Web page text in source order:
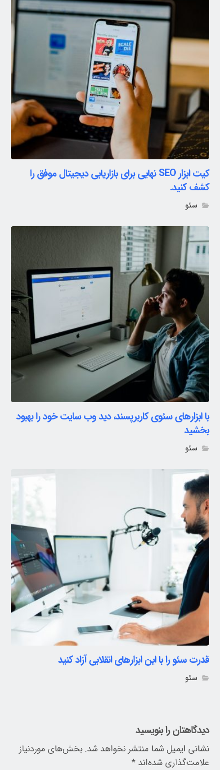
کیت ابزار SEO نهایی برای بازاریابی دیجیتال موفق را
کشف کنید.
سئو
با ابزارهای سئوی کاربرپسند، دید وب سایت خود را بهبود
بخشید
سئو
قدرت سئو را با این ابزارهای انقلابی آزاد کنید
سئو
دیدگاهتان را بنویسید
نشانی ایمیل شما منتشر نخواهد شد. بخش‌های موردنیاز
علامت‌گذاری شده‌اند*